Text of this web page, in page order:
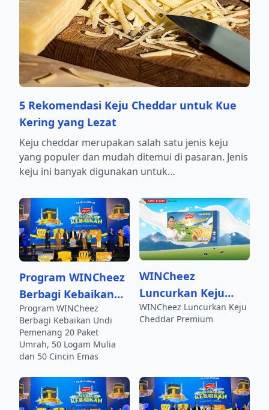
5 Rekomendasi Keju Cheddar untuk Kue
Kering yang Lezat
Keju cheddar merupakan salah satu jenis keju
yang populer dan mudah ditemui di pasaran. Jenis
keju ini banyak digunakan untuk…
Program WINCheez
Berbagi Kebaikan
Undi Pemenang 20
Paket Umrah, 50
Logam Mulia dan 50
Cincin Emas
Program WINCheez
Berbagi Kebaikan Undi
Pemenang 20 Paket
Umrah, 50 Logam Mulia
dan 50 Cincin Emas
WINCheez
Luncurkan Keju
Cheddar Premium
WINCheez Luncurkan Keju
Cheddar Premium